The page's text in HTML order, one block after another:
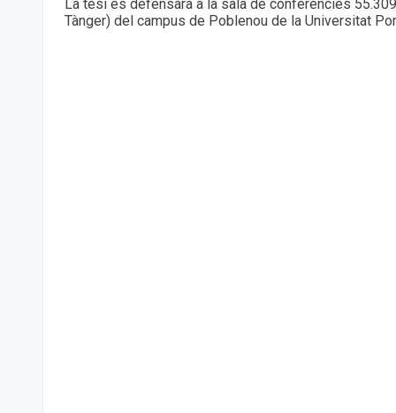
La tesi es defensarà a la sala de conferències
Tànger) del campus de Poblenou de la Universitat